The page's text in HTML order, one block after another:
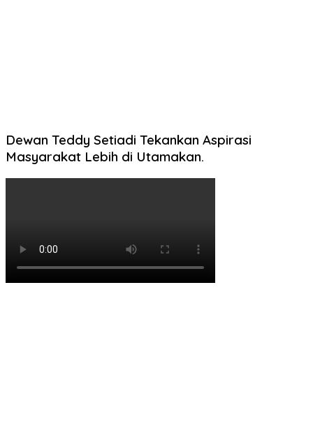
Dewan Teddy Setiadi Tekankan Aspirasi
Masyarakat Lebih di Utamakan.